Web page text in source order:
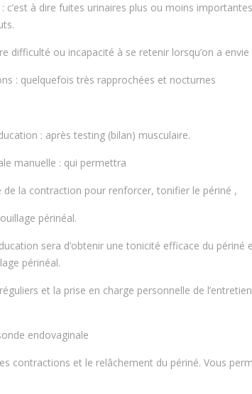
: c’est à dire fuites urinaires plus ou moins
difficulté ou incapacité à se retenir lorsqu’on a envie
: quelquefois très rapprochées et nocturnes
: après testing (bilan) musculaire.
manuelle : qui permettra
de la contraction pour renforcer, tonifier le périné ,
périnéal.
sera d’obtenir une tonicité efficace du
périnéal.
et la prise en charge personnelle de
endovaginale
contractions et le relâchement du périné. Vous